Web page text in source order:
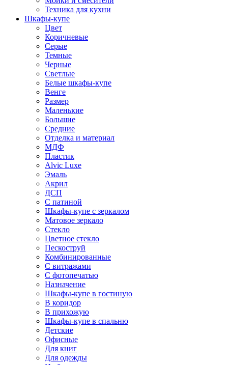
Техника для кухни
Шкафы-купе
Цвет
Коричневые
Серые
Темные
Черные
Светлые
Белые шкафы-купе
Венге
Размер
Маленькие
Большие
Средние
Отделка и материал
МДФ
Пластик
Alvic Luxe
Эмаль
Акрил
ДСП
С патиной
Шкафы-купе с зеркалом
Матовое зеркало
Стекло
Цветное стекло
Пескоструй
Комбинированные
С витражами
С фотопечатью
Назначение
Шкафы-купе в гостиную
В коридор
В прихожую
Шкафы-купе в спальню
Детские
Офисные
Для книг
Для одежды